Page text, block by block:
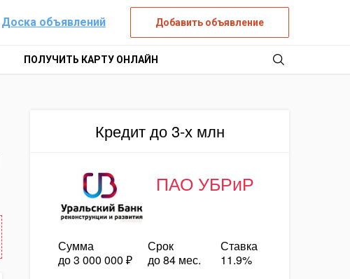
Доска объявлений Добавить объявление
ПОЛУЧИТЬ КАРТУ ОНЛАЙН
Кредит до 3-х млн
ПАО УБРиР
Сумма
до 3 000 000 ₽
Срок
до 84 мес.
Ставка
11.9%